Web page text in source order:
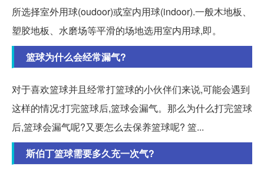
所选择室外用球(oudoor)或室内用球(indoor).一般木地板、
塑胶地板、水磨场等平滑的场地选用室内用球,即。
篮球为什么会经常漏气?
对于喜欢篮球并且经常打篮球的小伙伴们来说,可能会遇到
这样的情况:打完篮球后,篮球会漏气。那么为什么打完篮球
后,篮球会漏气呢?又要怎么去保养篮球呢? 篮...
斯伯丁篮球需要多久充一次气?